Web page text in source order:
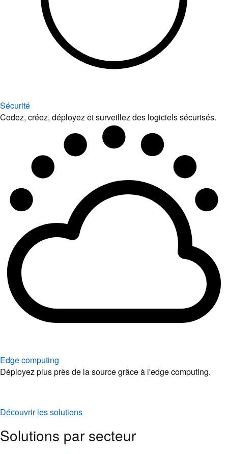
Sécurité
Codez, créez, déployez et surveillez des logiciels sécurisés.
Edge computing
Déployez plus près de la source grâce à l'edge computing.
Découvrir les solutions
Solutions par secteur